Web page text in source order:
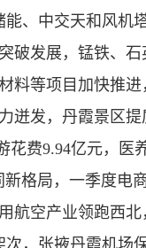
、中交天和风机
破发展，锰铁、
料等项目加快推
迸发，丹霞景区
费9.94亿元，医
格局，一季度电
航空产业领跑西北